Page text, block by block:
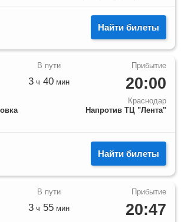
Найти билеты
20:00
Краснодар
Напротив ТЦ "Лента"
3 ч 40 мин
Найти билеты
20:47
3 ч 55 мин